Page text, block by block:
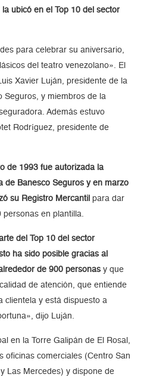
la ubicó en el Top 10 del sector
para celebrar su aniversario,
del teatro venezolano». El
Xavier Luján, presidente de la
Seguros, y miembros de la
Además estuvo
Rodríguez, presidente de
de 1993 fue autorizada la
de Banesco Seguros y en marzo
su Registro Mercantil para dar
personas en plantilla.
del Top 10 del sector
ha sido posible gracias al
de 900 personas y que
de atención, que entiende
clientela y está dispuesto a
dijo Luján.
en la Torre Galipán de El Rosal,
oficinas comerciales (Centro San
Las Mercedes) y dispone de